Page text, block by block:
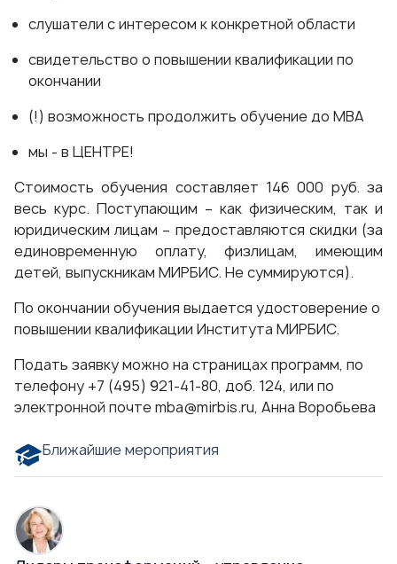
слушатели с интересом к конкретной области
свидетельство о повышении квалификации по
окончании
(!) возможность продолжить обучение до МВА
мы - в ЦЕНТРЕ!
Стоимость обучения составляет 146 000 руб. за
весь курс. Поступающим – как физическим, так и
юридическим лицам – предоставляются скидки (за
единовременную оплату, физлицам, имеющим
детей, выпускникам МИРБИС. Не суммируются).
По окончании обучения выдается удостоверение о
повышении квалификации Института МИРБИС.
Подать заявку можно на страницах программ, по
телефону +7 (495) 921-41-80, доб. 124, или по
электронной почтеmba@mirbis.ru, Анна Воробьева
Ближайшие мероприятия